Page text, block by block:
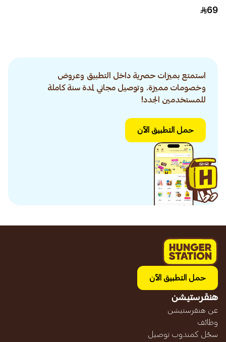
1قطعة
69
استمتع بميزات حصرية داخل التطبيق وعروض
وخصومات مميزة. وتوصيل مجاني لمدة سنة كاملة
للمستخدمين الجدد!
حمل التطبيق الآن
حمل التطبيق الآن
هنقرستيشن
عن هنقرستيشن
وظائف
سجّل كمندوب توصيل